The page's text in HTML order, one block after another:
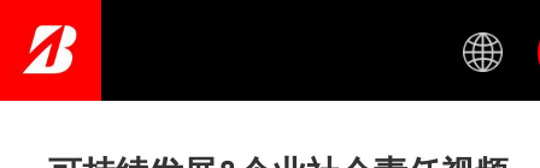
content